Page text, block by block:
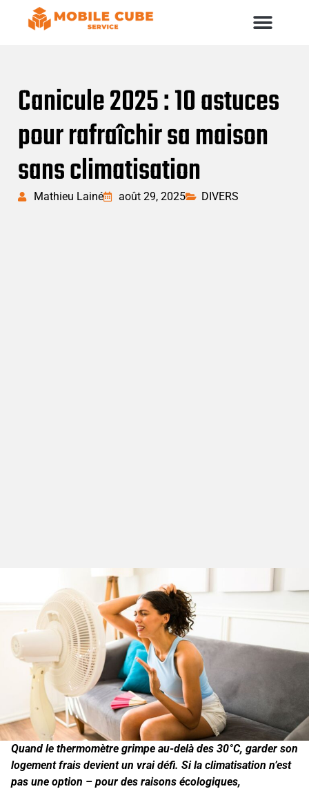
Canicule 2025 : 10 astuces
pour rafraîchir sa maison
sans climatisation
Mathieu Lainé août 29, 2025 DIVERS
Quand le thermomètre grimpe au-delà des 30°C, garder son
logement frais devient un vrai défi. Si la climatisation n’est
pas une option – pour des raisons écologiques,